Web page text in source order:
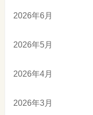
2026年6月
2026年5月
2026年4月
2026年3月